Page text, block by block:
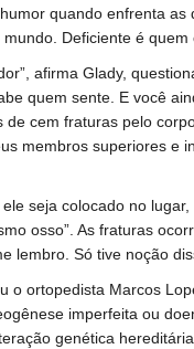
quando enfrenta as
Deficiente é quem
afirma Glady,
quem sente. E você
cem fraturas pelo
membros superiores e
seja colocado no
osso”. As fraturas
lembro. Só tive noção
o ortopedista Marcos
imperfeita ou
genética